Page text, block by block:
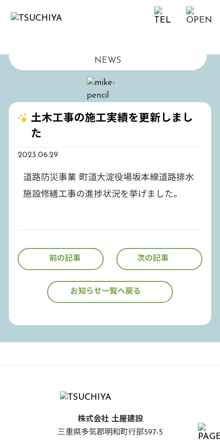
NEWS
土木工事の施工実績を更新しまし
た
2023.06.29
道路防災事業 町道大淀役場坂本線道路排水
施設修繕工事の進捗状況を挙げました。
前の記事
お知らせ一覧へ戻る
次の記事
株式会社 土屋建設
三重県多気郡明和町行部597-5